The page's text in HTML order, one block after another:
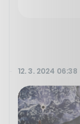
12. 3. 2024 06:38